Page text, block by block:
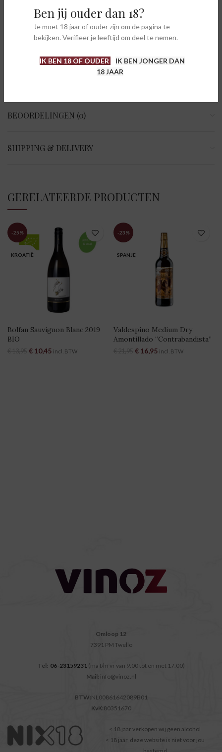
Ben jij ouder dan 18?
Je moet 18 jaar of ouder zijn om de pagina te
bekijken. Verifieer je leeftijd om deel te nemen.
IK BEN 18 OF OUDER
IK BEN JONGER DAN
18 JAAR
Pasta, kalfsvlees, varkensvlees, wild
(hert) en gevogelte.
BEOORDELINGEN (0)
SHIPPING & DELIVERY
GERELATEERDE PRODUCTEN
-25%
KROATIË
Bolfan Sauvignon Blanc 2019
BIO
Oorspronkelijke prijs was:
€ 10,45 Huidige prijs is:
incl. BTW
-23%
SPANJE
Valdespino Medium Dry
Amontillado “Contrabandista”
Oorspronkelijke prijs was:
€ 16,95 Huidige prijs is:
incl. BTW
Omloop 12
7391 PM Twello
Tel: 06-23159231 (ma t/m vr van 9.00 tot en met 17.00)
Mail: info@vinoz.nl
BTW:NL00861642089B01
KvK:80351670
< 18 jaar verkopen wij geen alcohol
< 18 jaar, deze website is niet voor jou